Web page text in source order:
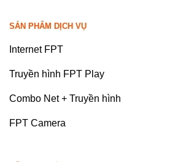
SẢN PHẨM DỊCH VỤ
Internet FPT
Truyền hình FPT Play
Combo Net + Truyền hình
FPT Camera